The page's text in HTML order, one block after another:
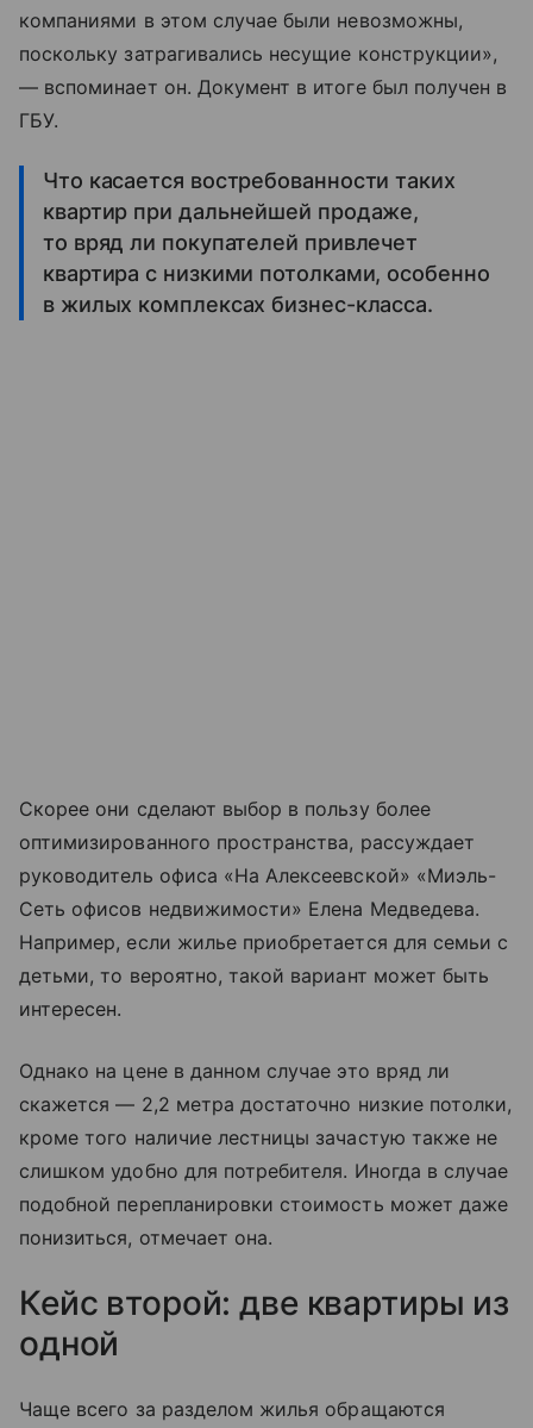
компаниями в этом случае были невозможны,
поскольку затрагивались несущие конструкции»,
— вспоминает он. Документ в итоге был получен в
ГБУ.
Что касается востребованности таких
квартир при дальнейшей продаже,
то вряд ли покупателей привлечет
квартира с низкими потолками, особенно
в жилых комплексах бизнес-класса.
Скорее они сделают выбор в пользу более
оптимизированного пространства, рассуждает
руководитель офиса «На Алексеевской» «Миэль-
Сеть офисов недвижимости» Елена Медведева.
Например, если жилье приобретается для семьи с
детьми, то вероятно, такой вариант может быть
интересен.
Однако на цене в данном случае это вряд ли
скажется — 2,2 метра достаточно низкие потолки,
кроме того наличие лестницы зачастую также не
слишком удобно для потребителя. Иногда в случае
подобной перепланировки стоимость может даже
понизиться, отмечает она.
Кейс второй: две квартиры из
одной
Чаще всего за разделом жилья обращаются